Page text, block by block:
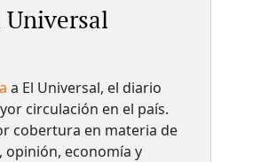
Universal
a El Universal, el diario
circulación en el país.​
cobertura en materia de
opinión, economía y